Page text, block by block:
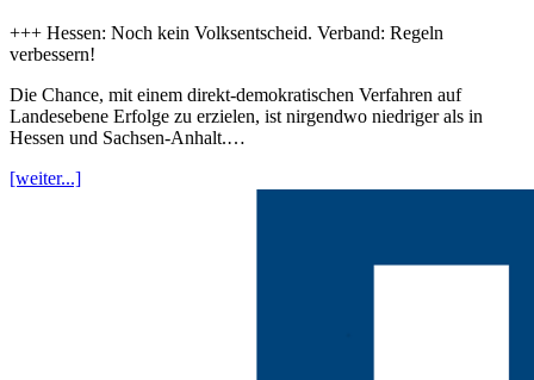
+++ Hessen: Noch kein Volksentscheid. Verband: Regeln
verbessern!
Die Chance, mit einem direkt-demokratischen Verfahren auf
Landesebene Erfolge zu erzielen, ist nirgendwo niedriger als in
Hessen und Sachsen-Anhalt.…
[weiter...]